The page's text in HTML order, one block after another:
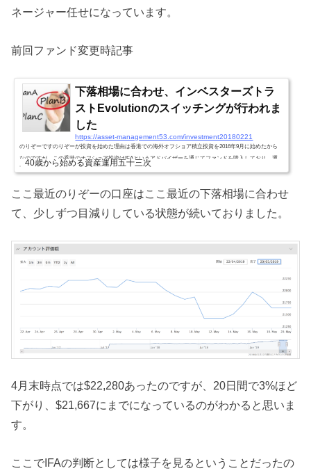
ネージャー任せになっています。
前回ファンド変更時記事
下落相場に合わせ、インベスターズトラ
ストEvolutionのスイッチングが行われま
した
https://asset-management53.com/investment20180221
のりぞーですのりぞーが投資を始めた理由は香港での海外オフショア積立投資を2016年9月に始めたから
なのですが、この香港のオフショア投資はIFAというアドバイザーを通じてファンドを購入しており、運
だったりしてます。↓関連記事↓前回のファンド買い増し時の記事この時は何とロシアのアクティブファン
40歳から始める資産運用五十三次
ここ最近のりぞーの口座はここ最近の下落相場に合わせ
て、少しずつ目減りしている状態が続いておりました。
4月末時点では$22,280あったのですが、20日間で3%ほど
下がり、$21,667にまでになっているのがわかると思いま
す。
ここでIFAの判断としては様子を見るということだったの